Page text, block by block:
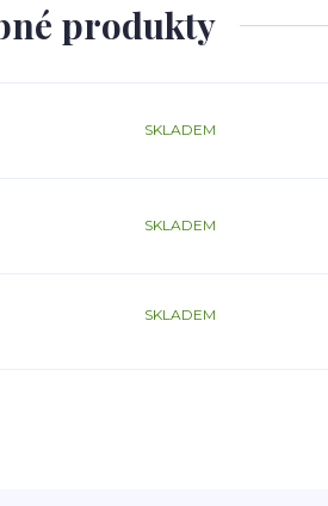
produkty
SKLADEM
SKLADEM
SKLADEM